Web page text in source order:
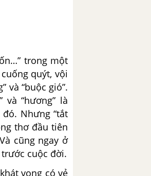
trong một
quýt, vội
và “buộc gió”.
“hương” là
Nhưng “tắt
thơ đầu tiên
cũng ngay ở
cuộc đời.
vọng có vẻ